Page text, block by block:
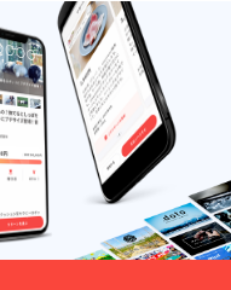
＋就農
支援プ
ログラ
ム解説
付き体
験90分)
※農園ま
での交
通費等
は各自
ご負担
くださ
いま
せ。 ※